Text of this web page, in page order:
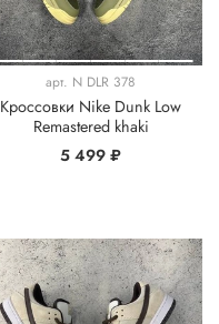
арт. N DLR 378
Кроссовки Nike Dunk Low
Remastered khaki
5 499 ₽